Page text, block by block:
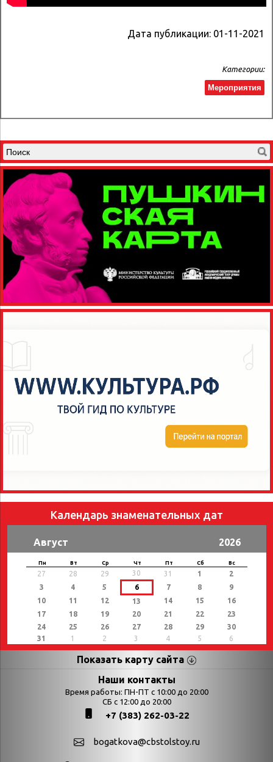
Дата публикации: 01-11-2021
Категории:
Мероприятия
Календарь знаменательных дат
Август 2026
Пн Вт Ср Чт Пт Сб Вс
27 28 29 30 31 1
2
3
4 5 6 7 8
9
10
11 12 13 14 15
16
17
18 19 20 21 22
23
24
25 26 27 28 29
30
31
1 2 3 4 5 6
Показать карту сайта
Страницы Категории
Календарь
Выставки
День в истории
День в истории.
Наши контакты
Время работы: ПН-ПТ с 10:00 до 20:00
СБ с 12:00 до 20:00
+7 (383) 262-03-22
bogatkova@cbstolstoy.ru